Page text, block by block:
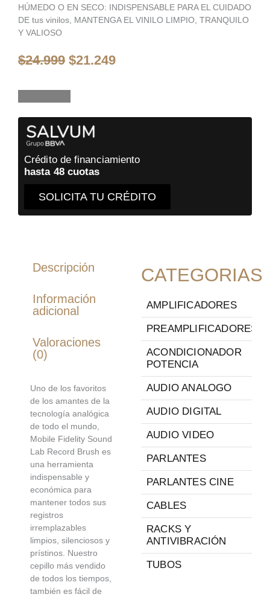
HÚMEDO O EN SECO: INDISPENSABLE PARA EL CUIDADO
DE tus vinilos, MANTENGA EL VINILO LIMPIO, TRANQUILO
Y VALIOSO
$24.999 El
$21.249El
Crédito de financiamiento
hasta 48 cuotas
SOLICITA TU CRÉDITO
Descripción
Información
adicional
Valoraciones
(0)
Uno de los favoritos
de los amantes de la
tecnología analógica
de todo el mundo,
Mobile Fidelity Sound
Lab Record Brush es
una herramienta
indispensable y
económica para
mantener todos sus
registros
irremplazables
limpios, silenciosos y
prístinos. Nuestro
cepillo más vendido
de todos los tiempos,
también es fácil de
CATEGORIAS
AMPLIFICADORES
PREAMPLIFICADORES
ACONDICIONADOR
POTENCIA
AUDIO ANALOGO
AUDIO DIGITAL
AUDIO VIDEO
PARLANTES
PARLANTES CINE
CABLES
RACKS Y
ANTIVIBRACIÓN
TUBOS